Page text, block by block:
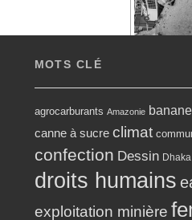
MOTS CLÉ
agrocarburants Amazonie banane
canne à sucre climat
confection Dessin Dhaka
droits humains
exploitation minière